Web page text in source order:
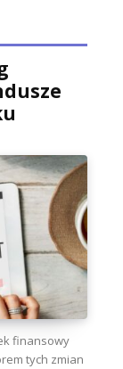
finansowy
tych zmian